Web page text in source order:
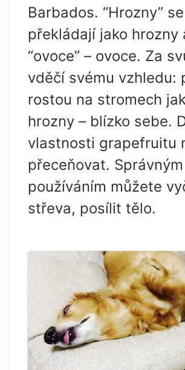
Barbados. “Hrozny” se
překládají jako hrozny
“ovoce” – ovoce. Za
vděčí svému vzhledu:
rostou na stromech
hrozny – blízko sebe.
vlastnosti grapefruitu
přeceňovat. Správným
používáním můžete
střeva, posílit tělo.